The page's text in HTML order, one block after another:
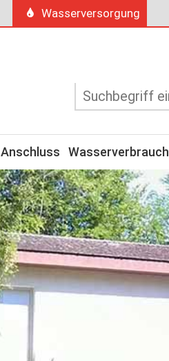
Wasserversorgung
Anschluss Wasserverbrauch